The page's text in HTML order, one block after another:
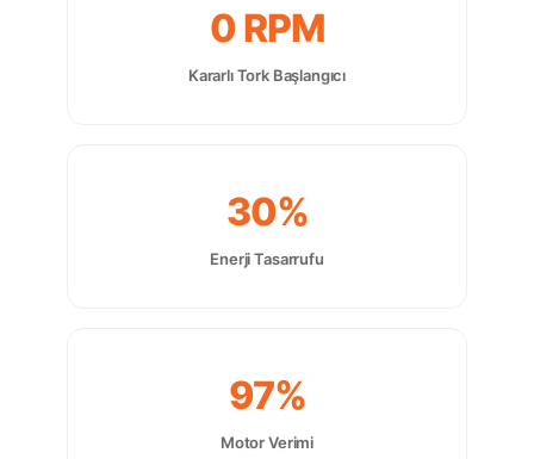
0 RPM
Kararlı Tork Başlangıcı
30%
Enerji Tasarrufu
97%
Motor Verimi